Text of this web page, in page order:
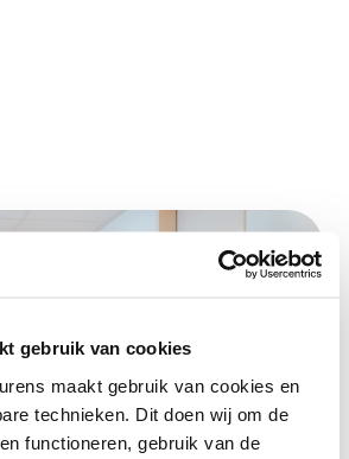
gebruik van cookies
maakt gebruik van cookies en
technieken. Dit doen wij om de
functioneren, gebruik van de